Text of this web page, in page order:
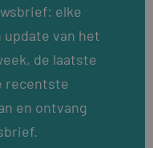
elke
update van het
de laatste
recentste
en ontvang